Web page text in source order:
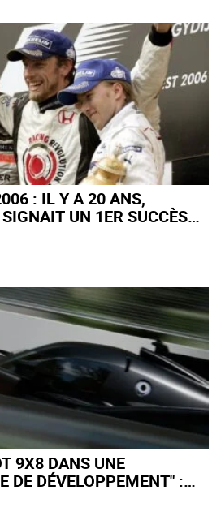
: IL Y A 20 ANS,
UN 1ER SUCCÈS
9X8 DANS UNE
DE DÉVELOPPEMENT" :